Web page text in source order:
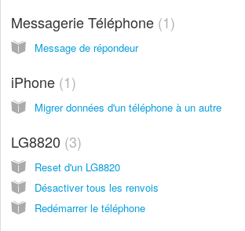
Messagerie Téléphone 1
Message de répondeur
iPhone 1
Migrer données d'un téléphone à un autre
LG8820 3
Reset d'un LG8820
Désactiver tous les renvois
Redémarrer le téléphone